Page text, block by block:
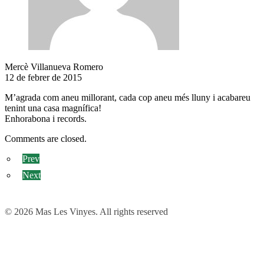
Mercè Villanueva Romero
12 de febrer de 2015
M’agrada com aneu millorant, cada cop aneu més lluny i acabareu
tenint una casa magnífica!
Enhorabona i records.
Comments are closed.
Prev
Next
© 2026 Mas Les Vinyes. All rights reserved